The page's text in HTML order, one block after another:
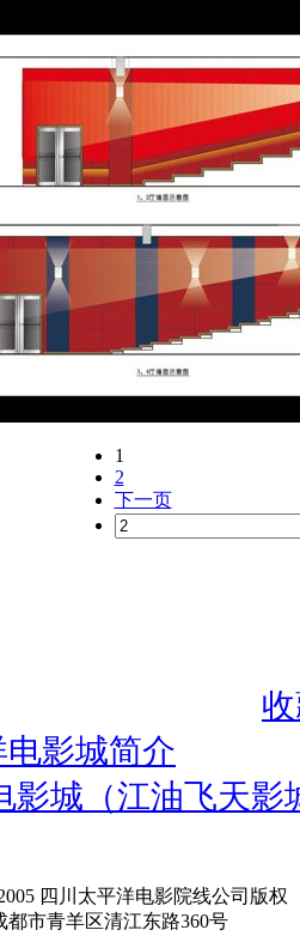
1
2
下一页
影城简介
影城（江油飞天影
四川太平洋电影院线公司版权
都市青羊区清江东路360号